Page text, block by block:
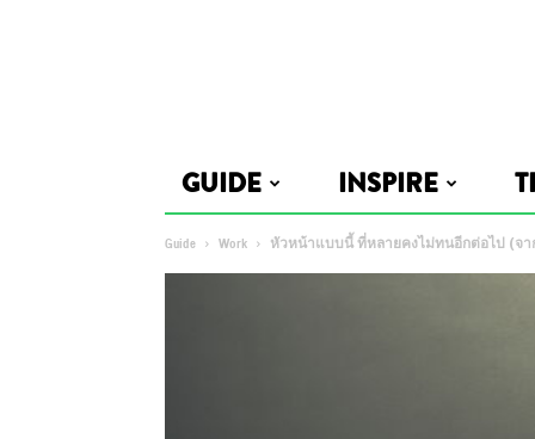
GUIDE INSPIRE
Guide Work หัวหน้าแบบนี้ ที่หลายคงไม่ทนอีกต่อไป (จา